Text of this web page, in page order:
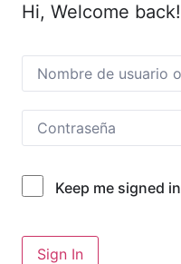
Hi, Welcome back!
Keep me signed in
Sign In